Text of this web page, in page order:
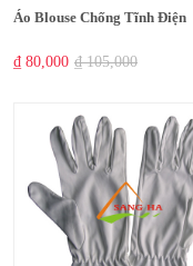
Áo Blouse Chống Tĩnh Điện
₫ 80,000 ₫ 105,000